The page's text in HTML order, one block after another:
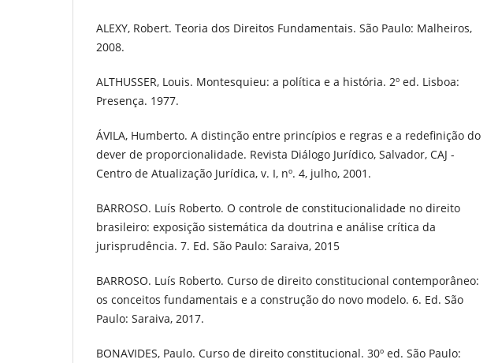
ALEXY, Robert. Teoria dos Direitos Fundamentais. São Paulo: Malheiros,
2008.
ALTHUSSER, Louis. Montesquieu: a política e a história. 2º ed. Lisboa:
Presença. 1977.
ÁVILA, Humberto. A distinção entre princípios e regras e a redefinição do
dever de proporcionalidade. Revista Diálogo Jurídico, Salvador, CAJ -
Centro de Atualização Jurídica, v. I, nº. 4, julho, 2001.
BARROSO. Luís Roberto. O controle de constitucionalidade no direito
brasileiro: exposição sistemática da doutrina e análise crítica da
jurisprudência. 7. Ed. São Paulo: Saraiva, 2015
BARROSO. Luís Roberto. Curso de direito constitucional contemporâneo:
os conceitos fundamentais e a construção do novo modelo. 6. Ed. São
Paulo: Saraiva, 2017.
BONAVIDES, Paulo. Curso de direito constitucional. 30º ed. São Paulo: